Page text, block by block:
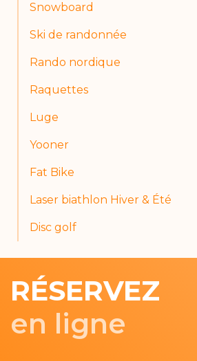
Snowboard
Ski de randonnée
Rando nordique
Raquettes
Luge
Yooner
Fat Bike
Laser biathlon Hiver & Été
Disc golf
RÉSERVEZ
en ligne